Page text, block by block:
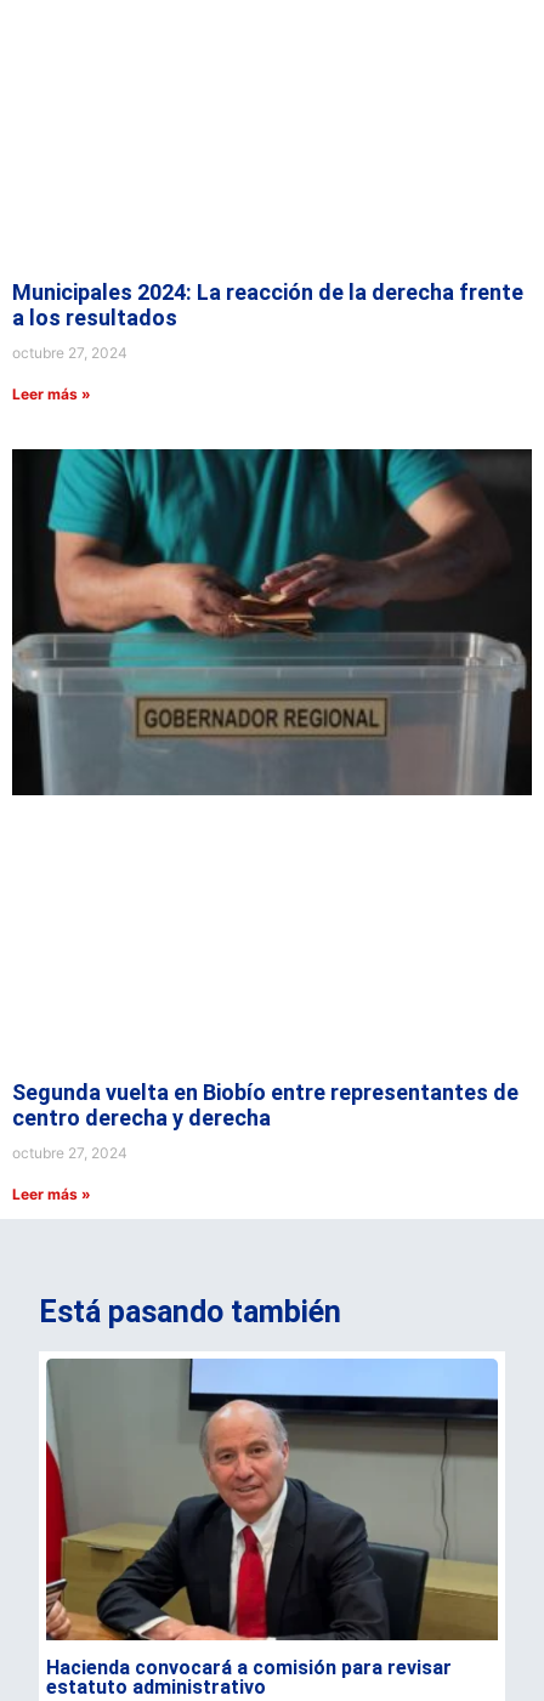
Municipales 2024: La reacción de la derecha frente
a los resultados
octubre 27, 2024
Leer más »
Segunda vuelta en Biobío entre representantes de
centro derecha y derecha
octubre 27, 2024
Leer más »
Está pasando también
Hacienda convocará a comisión para revisar
estatuto administrativo